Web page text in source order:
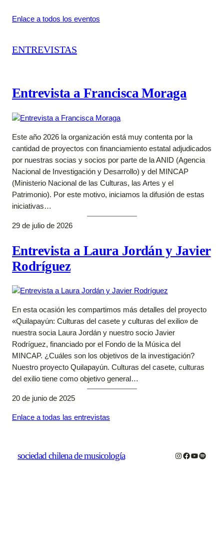
Enlace a todos los eventos
ENTREVISTAS
Entrevista a Francisca Moraga
Este año 2026 la organización está muy contenta por la
cantidad de proyectos con financiamiento estatal adjudicados
por nuestras socias y socios por parte de la ANID (Agencia
Nacional de Investigación y Desarrollo) y del MINCAP
(Ministerio Nacional de las Culturas, las Artes y el
Patrimonio). Por este motivo, iniciamos la difusión de estas
iniciativas…
29 de julio de 2026
Entrevista a Laura Jordán y Javier
Rodríguez
En esta ocasión les compartimos más detalles del proyecto
«Quilapayún: Culturas del casete y culturas del exilio» de
nuestra socia Laura Jordán y nuestro socio Javier
Rodríguez, financiado por el Fondo de la Música del
MINCAP. ¿Cuáles son los objetivos de la investigación?
Nuestro proyecto Quilapayún. Culturas del casete, culturas
del exilio tiene como objetivo general…
20 de junio de 2025
Enlace a todas las entrevistas
sociedad chilena de musicología Instagram
Facebook
YouTube
Spotify